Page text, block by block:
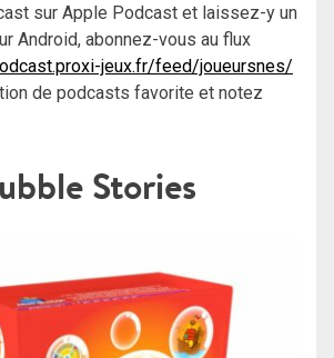
sur Apple Podcast et laissez-y un
Android, abonnez-vous au flux
jeux.fr/feed/joueursnes/
de podcasts favorite et notez
Stories